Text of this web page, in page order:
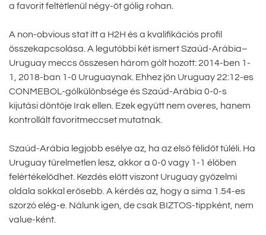
a favorit feltétlenül négy-öt gólig rohan.
A non-obvious stat itt a H2H és a kvalifikációs profil
összekapcsolása. A legutóbbi két ismert Szaúd-Arábia–
Uruguay meccs összesen három gólt hozott: 2014-ben 1-
1, 2018-ban 1-0 Uruguaynak. Ehhez jön Uruguay 22:12-es
CONMEBOL-gólkülönbsége és Szaúd-Arábia 0-0-s
kijutási döntője Irak ellen. Ezek együtt nem overes, hanem
kontrollált favoritmeccset mutatnak.
Szaúd-Arábia legjobb esélye az, ha az első félidőt túléli. Ha
Uruguay türelmetlen lesz, akkor a 0-0 vagy 1-1 élőben
felértékelődhet. Kezdés előtt viszont Uruguay győzelmi
oldala sokkal erősebb. A kérdés az, hogy a sima 1.54-es
szorzó elég-e. Nálunk igen, de csak BIZTOS-tippként, nem
value-ként.